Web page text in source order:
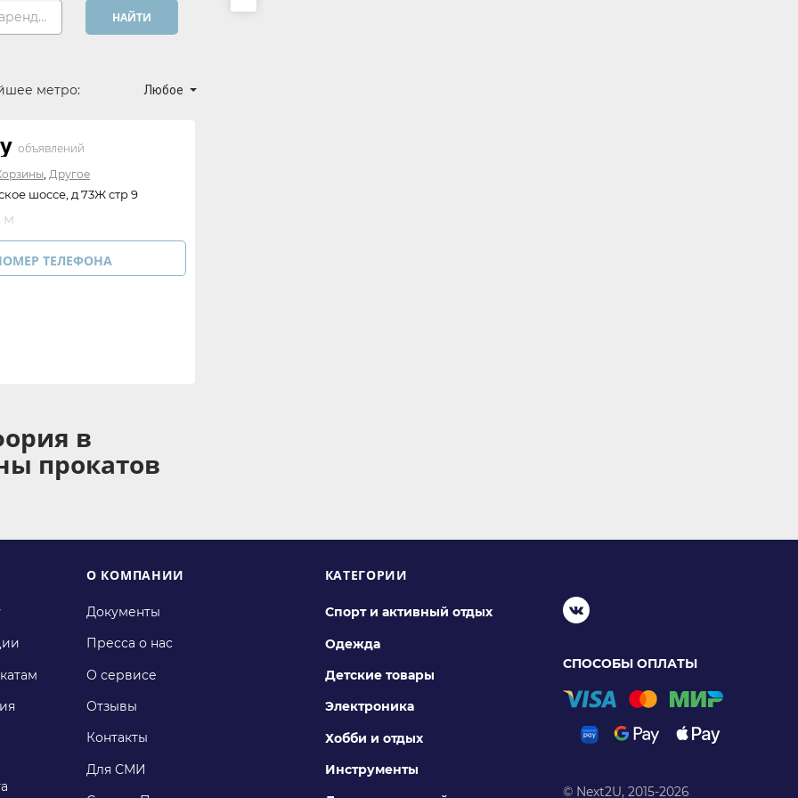
НАЙТИ
Хочу арендовать...
метро: Любое
объявлений
Другое
шоссе, д 73Ж стр 9
м
ТЕЛЕФОНА
в
прокатов
О КОМПАНИИ
Документы
Пресса о нас
О сервисе
Отзывы
Контакты
Для СМИ
КАТЕГОРИИ
Спорт и активный отдых
Одежда
Детские товары
Электроника
Хобби и отдых
Инструменты
СПОСОБЫ ОПЛАТЫ
© Next2U, 2015-2026